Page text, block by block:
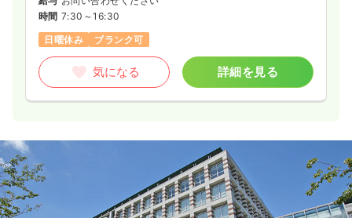
時間 7:30～16:30
日曜休み
ブランク可
気になる 詳細を見る